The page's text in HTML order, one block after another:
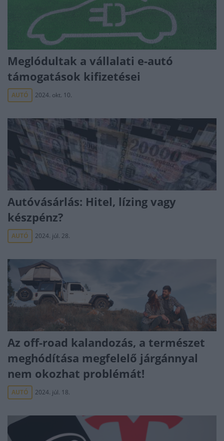
Meglódultak a vállalati e-autó
támogatások kifizetései
AUTÓ 2024. okt. 10.
Autóvásárlás: Hitel, lízing vagy
készpénz?
AUTÓ 2024. júl. 28.
Az off-road kalandozás, a természet
meghódítása megfelelő járgánnyal
nem okozhat problémát!
AUTÓ 2024. júl. 18.